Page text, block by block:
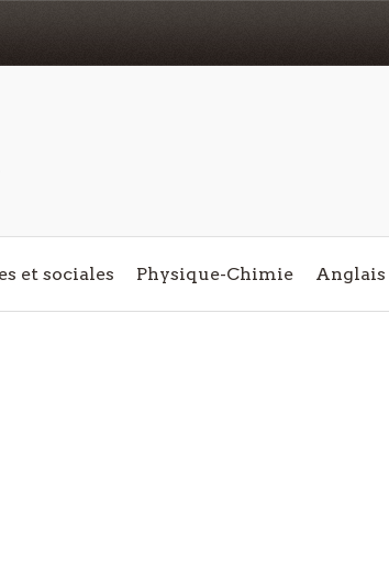
et sociales Physique-Chimie Anglais